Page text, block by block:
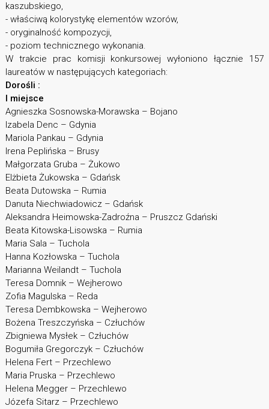
kaszubskiego,
- właściwą kolorystykę elementów wzorów,
- oryginalność kompozycji,
- poziom technicznego wykonania.
W trakcie prac komisji konkursowej wyłoniono łącznie 157
laureatów w następujących kategoriach:
Dorośli :
I miejsce
Agnieszka Sosnowska-Morawska – Bojano
Izabela Denc – Gdynia
Mariola Pankau – Gdynia
Irena Peplińska – Brusy
Małgorzata Gruba – Żukowo
Elżbieta Żukowska – Gdańsk
Beata Dutowska – Rumia
Danuta Niechwiadowicz – Gdańsk
Aleksandra Heimowska-Zadroźna – Pruszcz Gdański
Beata Kitowska-Lisowska – Rumia
Maria Sala – Tuchola
Hanna Kozłowska – Tuchola
Marianna Weilandt – Tuchola
Teresa Domnik – Wejherowo
Zofia Magulska – Reda
Teresa Dembkowska – Wejherowo
Bożena Treszczyńska – Człuchów
Zbigniewa Mysłek – Człuchów
Bogumiła Gregorczyk – Człuchów
Helena Fert – Przechlewo
Maria Pruska – Przechlewo
Helena Megger – Przechlewo
Józefa Sitarz – Przechlewo